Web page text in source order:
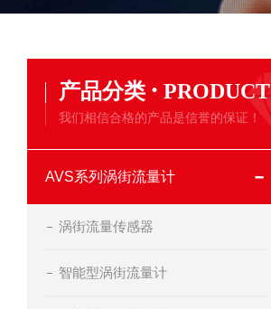
产品分类 · PRODUCT
我们相信合格的产品是信誉的保证！
AVS系列涡街流量计
涡街流量传感器
智能型涡街流量计